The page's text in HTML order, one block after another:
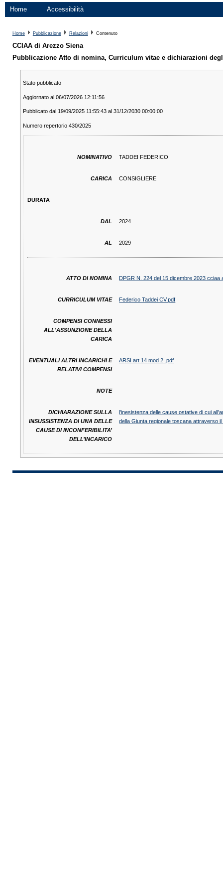
Home Accessibilità
Home Pubblicazione Relazioni Contenuto
CCIAA di Arezzo Siena
Pubblicazione Atto di nomina, Curriculum vitae e dichiarazioni
Stato pubblicato
Aggiornato al 06/07/2026 12:11:56
Pubblicato dal 19/09/2025 11:55:43 al 31/12/2030 00:00:00
Numero repertorio 430/2025
NOMINATIVO TADDEI FEDERICO
CARICA CONSIGLIERE
DURATA
DAL 2024
AL 2029
ATTO DI NOMINA DPGR N. 224 del 15 dicembre 2023 cciaa
CURRICULUM VITAE Federico Taddei CV.pdf
COMPENSI CONNESSI
ALL'ASSUNZIONE DELLA
CARICA
EVENTUALI ALTRI INCARICHI E
RELATIVI COMPENSI
ARSI art 14 mod 2 .pdf
NOTE
DICHIARAZIONE SULLA
INSUSSISTENZA DI UNA DELLE
CAUSE DI INCONFERIBILITA’
DELL’INCARICO
l'inesistenza delle cause ostative di cui
della Giunta regionale toscana attraverso il